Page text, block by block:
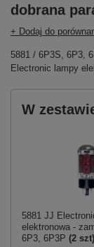
dobrana
+ Dodaj do
5881 / 6P3S, 6P3,
Electronic lampy
W
5881 JJ
elektronowa -
6P3, 6P3P (2 szt)